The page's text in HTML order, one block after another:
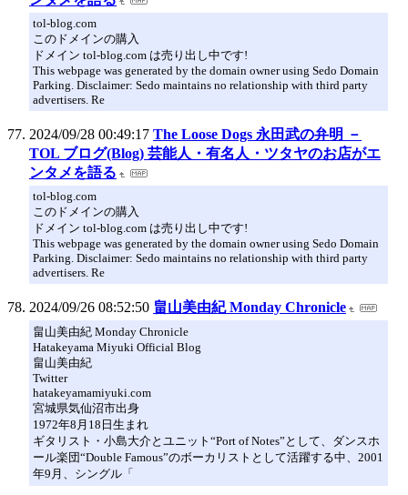
tol-blog.com
このドメインの購入
ドメイン tol-blog.com は売り出し中です!
This webpage was generated by the domain owner using Sedo Domain
Parking. Disclaimer: Sedo maintains no relationship with third party
advertisers. Re
2024/09/28 00:49:17 The Loose Dogs 永田武の弁明 －
TOL ブログ(Blog) 芸能人・有名人・ツタヤのお店がエ
ンタメを語る
tol-blog.com
このドメインの購入
ドメイン tol-blog.com は売り出し中です!
This webpage was generated by the domain owner using Sedo Domain
Parking. Disclaimer: Sedo maintains no relationship with third party
advertisers. Re
2024/09/26 08:52:50 畠山美由紀 Monday Chronicle
畠山美由紀 Monday Chronicle
Hatakeyama Miyuki Official Blog
畠山美由紀
Twitter
hatakeyamamiyuki.com
宮城県気仙沼市出身
1972年8月18日生まれ
ギタリスト・小島大介とユニット“Port of Notes”として、ダンスホ
ール楽団“Double Famous”のボーカリストとして活躍する中、2001
年9月、シングル「